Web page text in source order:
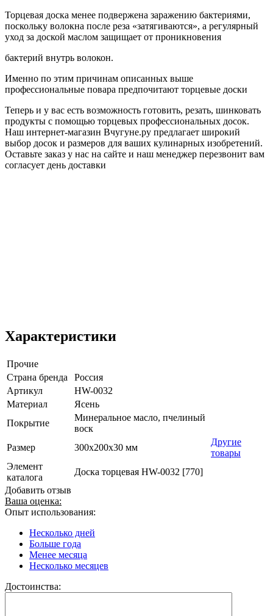
Торцевая доска менее подвержена заражению бактериями,
поскольку волокна после реза «затягиваются», а регулярный
уход за доской маслом защищает от проникновения
бактерий внутрь волокон.
Именно по этим причинам описанных выше
профессиональные повара предпочитают торцевые доски
Теперь и у вас есть возможность готовить, резать, шинковать
продукты с помощью торцевых профессиональных досок.
Наш интернет-магазин Вчугуне.ру предлагает широкий
выбор досок и размеров для ваших кулинарных изобретений.
Оставьте заказ у нас на сайте и наш менеджер перезвонит вам
согласует день доставки
Характеристики
Прочие
Страна бренда
Россия
Артикул
HW-0032
Материал
Ясень
Покрытие
Минеральное масло, пчелиный
воск
Размер
300х200х30 мм
Другие
товары
Элемент
каталога
Доска торцевая HW-0032 [770]
Добавить отзыв
Ваша оценка:
Опыт использования:
Несколько дней
Больше года
Менее месяца
Несколько месяцев
Достоинства: